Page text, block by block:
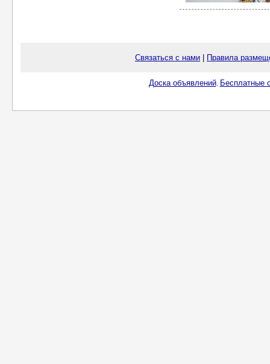
Связаться с нами Правила
Доска объявлений. Бесплатные